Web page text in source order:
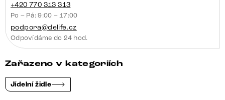
+420 770 313 313
Po – Pá: 9:00 – 17:00
podpora@delife.cz
Odpovídáme do 24 hod.
Zařazeno v kategoriích
Jídelní židle